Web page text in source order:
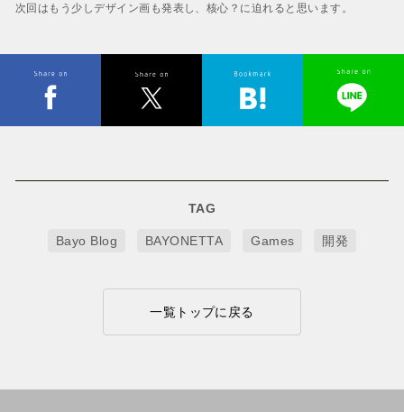
次回はもう少しデザイン画も発表し、核心？に迫れると思います。
TAG
Bayo Blog BAYONETTA Games 開発
一覧トップに戻る